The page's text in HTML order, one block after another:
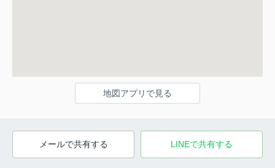
地図アプリで見る
メールで共有する LINEで共有する